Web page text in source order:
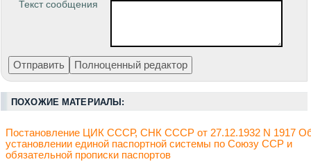
Текст сообщения
ПОХОЖИЕ МАТЕРИАЛЫ:
Постановление ЦИК СССР, СНК СССР от 27.12.1932 N 1917
установлении единой паспортной системы по Союзу ССР и
обязательной прописки паспортов